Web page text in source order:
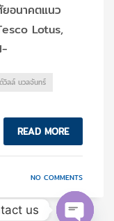
ยอนาคตแนว
Lotus,
วิลล์ นวลจันทร์
READ MORE
NO COMMENTS
us